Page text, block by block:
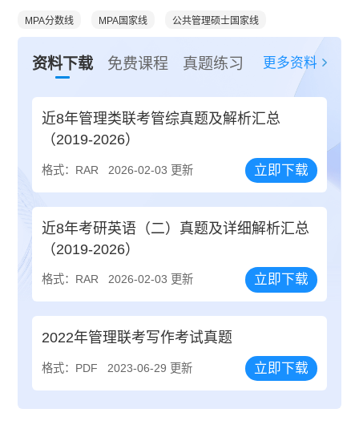
MPA分数线 MPA国家线 公共管理硕士国家线
资料下载 免费课程 真题练习 更多资料
近8年管理类联考管综真题及解析汇总
（2019-2026）
格式：RAR 2026-02-03 更新 立即下载
近8年考研英语（二）真题及详细解析汇总
（2019-2026）
格式：RAR 2026-02-03 更新 立即下载
2022年管理联考写作考试真题
格式：PDF 2023-06-29 更新 立即下载